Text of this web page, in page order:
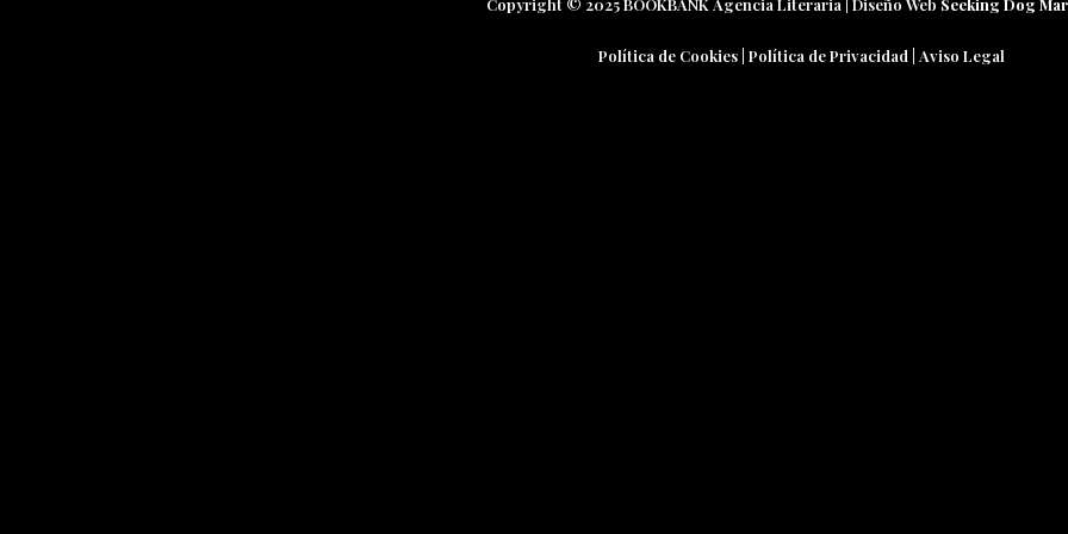
Política de Cookies| Política de Privacidad Aviso Legal